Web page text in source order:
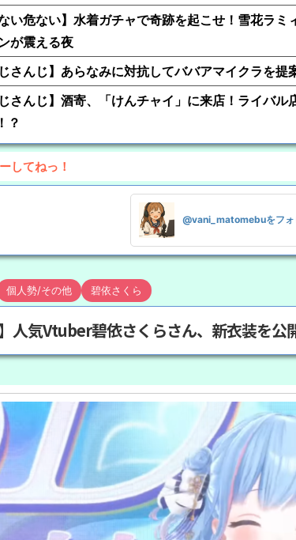
ない危ない】水着ガチャで奇跡を起こせ！雪花ラ
が震える夜
じさんじ】あらなみに対抗してババアマイクラを提
じさんじ】酒寄、「けんチャイ」に来店！ライバ
？
してねっ！
@vani_matomebuをフォ
個人勢/その他 碧依さくら
】人気Vtuber碧依さくらさん、新衣装を公